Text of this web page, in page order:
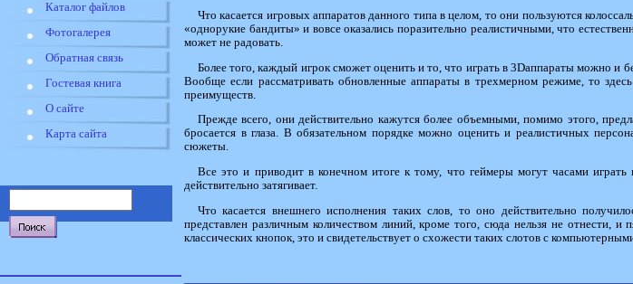
Каталог файлов
Фотогалерея
Обратная связь
Гостевая книга
О сайте
Карта сайта
Что касается игровых аппаратов данного типа в целом, то они пользуются
«однорукие бандиты» и вовсе оказались поразительно реалистичными, что
может не радовать.
Более того, каждый игрок сможет оценить и то, что играть в 3Dаппараты можно и
Вообще если рассматривать обновленные аппараты в трехмерном режиме, то
преимуществ.
Прежде всего, они действительно кажутся более объемными, помимо этого,
бросается в глаза. В обязательном порядке можно оценить и реалистичных
сюжеты.
Все это и приводит в конечном итоге к тому, что геймеры могут часами
действительно затягивает.
Что касается внешнего исполнения таких слов, то оно действительно
представлен различным количеством линий, кроме того, сюда нельзя не отнести, и
классических кнопок, это и свидетельствует о схожести таких слотов с